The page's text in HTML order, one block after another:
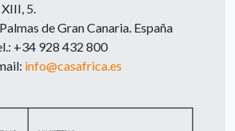
5.
de Gran Canaria. España
+34 928 432 800
info@casafrica.es